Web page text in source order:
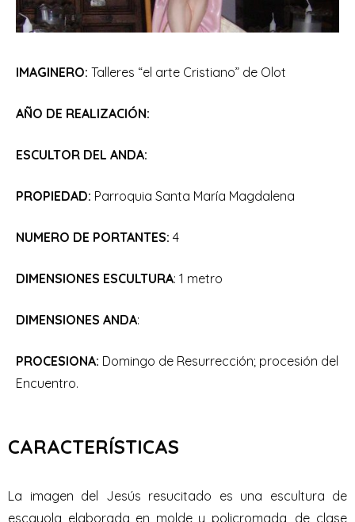
IMAGINERO: Talleres “el arte Cristiano” de Olot
AÑO DE REALIZACIÓN:
ESCULTOR DEL ANDA:
PROPIEDAD: Parroquia Santa María Magdalena
NUMERO DE PORTANTES: 4
DIMENSIONES ESCULTURA: 1 metro
DIMENSIONES ANDA:
PROCESIONA: Domingo de Resurrección; procesión del
Encuentro.
CARACTERÍSTICAS
La imagen del Jesús resucitado es una escultura de
escayola elaborada en molde y policromada, de clase